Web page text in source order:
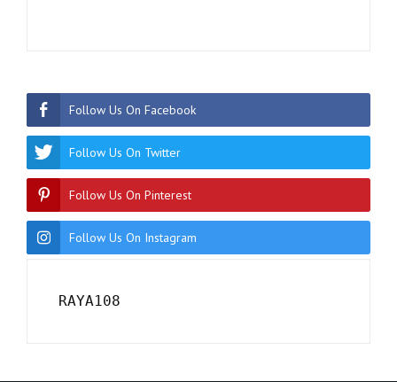
Follow Us On Facebook
Follow Us On Twitter
Follow Us On Pinterest
Follow Us On Instagram
RAYA108